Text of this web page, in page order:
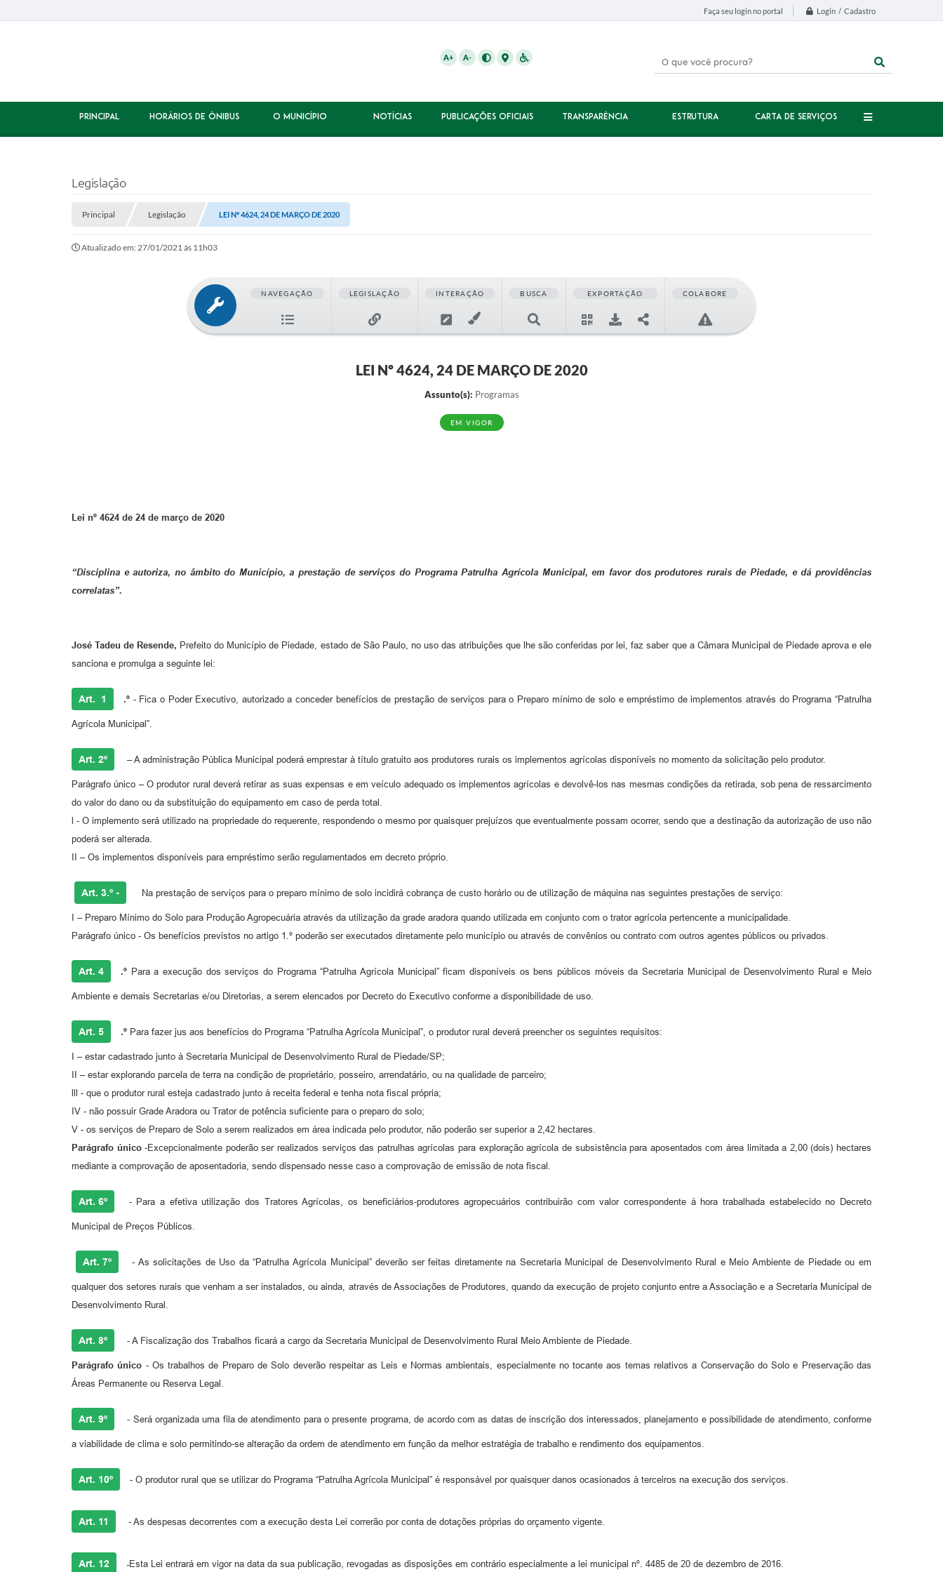
Faça seu login no portal Login / Cadastro
A+ A-
PRINCIPAL HORÁRIOS DE ÔNIBUS O MUNICÍPIO NOTÍCIAS PUBLICAÇÕES OFICIAIS TRANSPARÊNCIA ESTRUTURA CARTA DE SERVIÇOS
Legislação
Principal Legislação LEI Nº 4624, 24 DE MARÇO DE 2020
Atualizado em: 27/01/2021 às 11h03
NAVEGAÇÃO LEGISLAÇÃO INTERAÇÃO BUSCA EXPORTAÇÃO COLABORE
LEI Nº 4624, 24 DE MARÇO DE 2020
Assunto(s): Programas
EM VIGOR
Lei nº 4624 de 24 de março de 2020
“Disciplina e autoriza, no âmbito do Município, a prestação de serviços do Programa Patrulha Agrícola Municipal, em favor dos produtores rurais de Piedade, e dá providências
correlatas”.
José Tadeu de Resende, Prefeito do Município de Piedade, estado de São Paulo, no uso das atribuições que lhe são conferidas por lei, faz saber que a Câmara Municipal de Piedade aprova e ele
sanciona e promulga a seguinte lei:
Art. 1 .º - Fica o Poder Executivo, autorizado a conceder benefícios de prestação de serviços para o Preparo mínimo de solo e empréstimo de implementos através do Programa “Patrulha
Agrícola Municipal”.
Art. 2º – A administração Pública Municipal poderá emprestar à título gratuito aos produtores rurais os implementos agrícolas disponíveis no momento da solicitação pelo produtor.
Parágrafo único – O produtor rural deverá retirar as suas expensas e em veículo adequado os implementos agrícolas e devolvê-los nas mesmas condições da retirada, sob pena de ressarcimento
do valor do dano ou da substituição do equipamento em caso de perda total.
l - O implemento será utilizado na propriedade do requerente, respondendo o mesmo por quaisquer prejuízos que eventualmente possam ocorrer, sendo que a destinação da autorização de uso não
poderá ser alterada.
II – Os implementos disponíveis para empréstimo serão regulamentados em decreto próprio.
Art. 3.º - Na prestação de serviços para o preparo mínimo de solo incidirá cobrança de custo horário ou de utilização de máquina nas seguintes prestações de serviço:
I – Preparo Mínimo do Solo para Produção Agropecuária através da utilização da grade aradora quando utilizada em conjunto com o trator agrícola pertencente a municipalidade.
Parágrafo único - Os benefícios previstos no artigo 1.º poderão ser executados diretamente pelo município ou através de convênios ou contrato com outros agentes públicos ou privados.
Art. 4 .º Para a execução dos serviços do Programa “Patrulha Agrícola Municipal” ficam disponíveis os bens públicos móveis da Secretaria Municipal de Desenvolvimento Rural e Meio
Ambiente e demais Secretarias e/ou Diretorias, a serem elencados por Decreto do Executivo conforme a disponibilidade de uso.
Art. 5 .º Para fazer jus aos benefícios do Programa “Patrulha Agrícola Municipal”, o produtor rural deverá preencher os seguintes requisitos:
I – estar cadastrado junto à Secretaria Municipal de Desenvolvimento Rural de Piedade/SP;
II – estar explorando parcela de terra na condição de proprietário, posseiro, arrendatário, ou na qualidade de parceiro;
lll - que o produtor rural esteja cadastrado junto à receita federal e tenha nota fiscal própria;
IV - não possuir Grade Aradora ou Trator de potência suficiente para o preparo do solo;
V - os serviços de Preparo de Solo a serem realizados em área indicada pelo produtor, não poderão ser superior a 2,42 hectares.
Parágrafo único-Excepcionalmente poderão ser realizados serviços das patrulhas agrícolas para exploração agrícola de subsistência para aposentados com área limitada a 2,00 (dois) hectares
mediante a comprovação de aposentadoria, sendo dispensado nesse caso a comprovação de emissão de nota fiscal.
Art. 6º - Para a efetiva utilização dos Tratores Agrícolas, os beneficiários-produtores agropecuários contribuirão com valor correspondente à hora trabalhada estabelecido no Decreto
Municipal de Preços Públicos.
Art. 7º - As solicitações de Uso da “Patrulha Agrícola Municipal” deverão ser feitas diretamente na Secretaria Municipal de Desenvolvimento Rural e Meio Ambiente de Piedade ou em
qualquer dos setores rurais que venham a ser instalados, ou ainda, através de Associações de Produtores, quando da execução de projeto conjunto entre a Associação e a Secretaria Municipal de
Desenvolvimento Rural.
Art. 8º - A Fiscalização dos Trabalhos ficará a cargo da Secretaria Municipal de Desenvolvimento Rural Meio Ambiente de Piedade.
Parágrafo único - Os trabalhos de Preparo de Solo deverão respeitar as Leis e Normas ambientais, especialmente no tocante aos temas relativos a Conservação do Solo e Preservação das
Áreas Permanente ou Reserva Legal.
Art. 9º - Será organizada uma fila de atendimento para o presente programa, de acordo com as datas de inscrição dos interessados, planejamento e possibilidade de atendimento, conforme
a viabilidade de clima e solo permitindo-se alteração da ordem de atendimento em função da melhor estratégia de trabalho e rendimento dos equipamentos.
Art. 10º - O produtor rural que se utilizar do Programa “Patrulha Agrícola Municipal” é responsável por quaisquer danos ocasionados à terceiros na execução dos serviços.
Art. 11 - As despesas decorrentes com a execução desta Lei correrão por conta de dotações próprias do orçamento vigente.
Art. 12 -Esta Lei entrará em vigor na data da sua publicação, revogadas as disposições em contrário especialmente a lei municipal nº. 4485 de 20 de dezembro de 2016.